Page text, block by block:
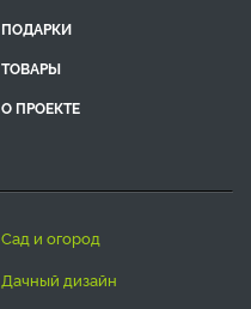
ПОДАРКИ
ТОВАРЫ
О ПРОЕКТЕ
сад и огород
дачный дизайн